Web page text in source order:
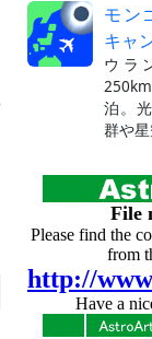
モン
キャ
ウラ
泊。
群や